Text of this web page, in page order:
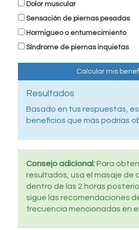
Dolor muscular
Sensación de piernas pesadas
Hormigueo o entumecimiento
Síndrome de piernas inquietas
Calcular mis
Resultados
Basado en tus respuestas,
beneficios que más podrías
Consejo adicional:Para
resultados, usa el masaje de
dentro de las 2 horas
sigue las recomendaciones
frecuencia mencionadas en